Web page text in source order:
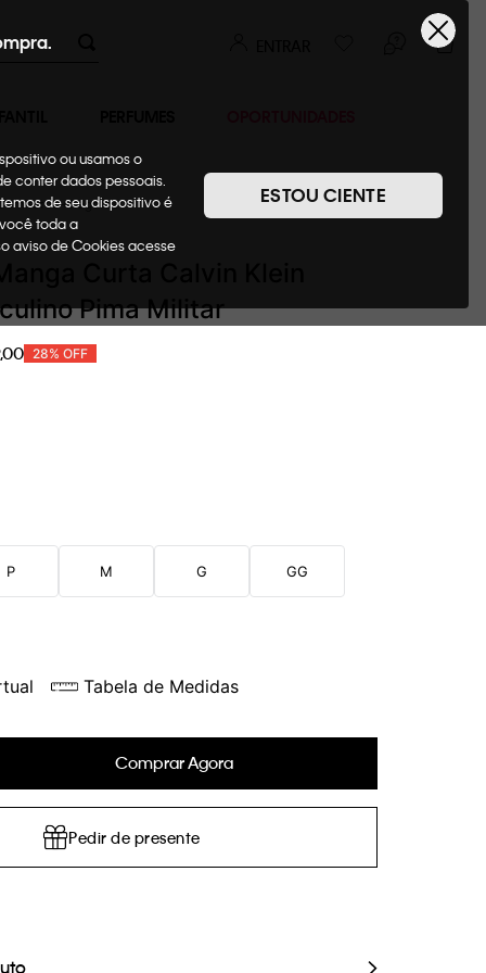
ou usamos o
conter dados pessoais.
de seu dispositivo é
toda a
aviso de Cookies acesse
ESTOU CIENTE
+ Regatas
Pima Militar
,00 28% OFF
P M G GG
Tabela de Medidas
Comprar Agora
Pedir de presente